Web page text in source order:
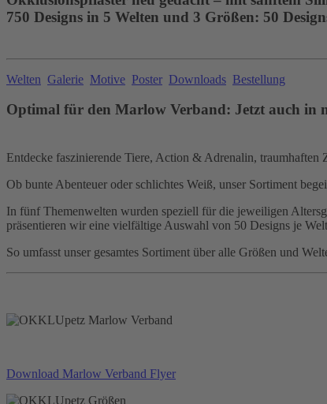
750 Designs in 5 Welten und 3 Größen: 50
Welten Galerie Motive Poster Downloads Bestellung
Optimal für den Marlow Verband: Jetzt auch in
Entdecke faszinierende Tiere, Action & Adrenalin, traumhaften
Ob bunte Abenteuer oder schlichtes Weiß, unser Sortiment
In fünf Themenwelten wurden speziell für die jeweiligen
präsentieren wir eine vielfältige Auswahl von 50 Designs je
So umfasst unser gesamtes Sortiment über alle Größen und
Download Marlow Verband Flyer